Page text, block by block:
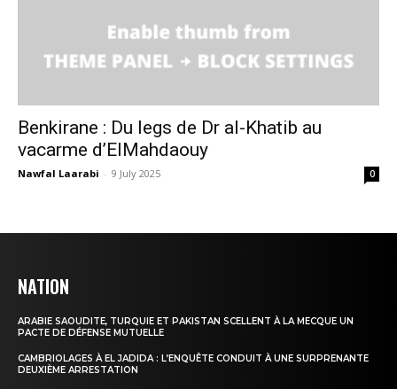
Benkirane : Du legs de Dr al-Khatib au
vacarme d’ElMahdaouy
Nawfal Laarabi - 9 July 2025 0
NATION
ARABIE SAOUDITE, TURQUIE ET PAKISTAN SCELLENT À LA MECQUE UN
PACTE DE DÉFENSE MUTUELLE
CAMBRIOLAGES À EL JADIDA : L’ENQUÊTE CONDUIT À UNE SURPRENANTE
DEUXIÈME ARRESTATION